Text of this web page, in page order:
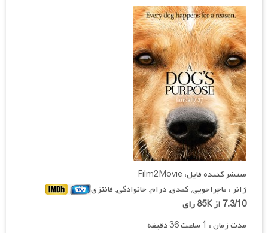
منتشر کننده فایل: Film2Movie
ژانر : ماجراجویی, کمدی, درام, خانوادگی, فانتزی
7.3/10 از 85K رای
مدت زمان : 1 ساعت 36 دقیقه